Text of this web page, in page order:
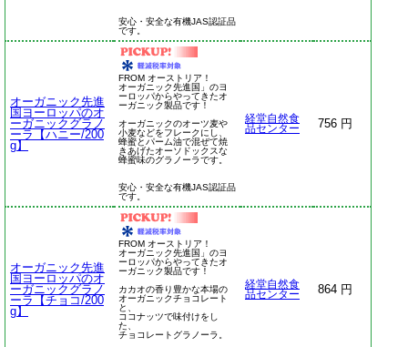
安心・安全な有機JAS認証品
です。
オーガニック先進
国ヨーロッパのオ
ーガニックグラノ
ーラ【ハニー/200
g】
FROM オーストリア！
オーガニック先進国」のヨ
ーロッパからやってきたオ
ーガニック製品です！
オーガニックのオーツ麦や
小麦などをフレークにし、
蜂蜜とパーム油で混ぜて焼
きあげたオーソドックスな
蜂蜜味のグラノーラです。
安心・安全な有機JAS認証品
です。
経堂自然食
品センター
756 円
オーガニック先進
国ヨーロッパのオ
ーガニックグラノ
ーラ【チョコ/200
g】
FROM オーストリア！
オーガニック先進国」のヨ
ーロッパからやってきたオ
ーガニック製品です！
カカオの香り豊かな本場の
オーガニックチョコレート
と、
ココナッツで味付けをし
た、
チョコレートグラノーラ。
経堂自然食
品センター
864 円